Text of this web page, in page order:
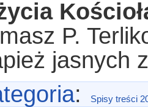
P.
jasnych
: Spisy treści